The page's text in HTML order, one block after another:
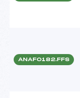
ANAF0182.FFS